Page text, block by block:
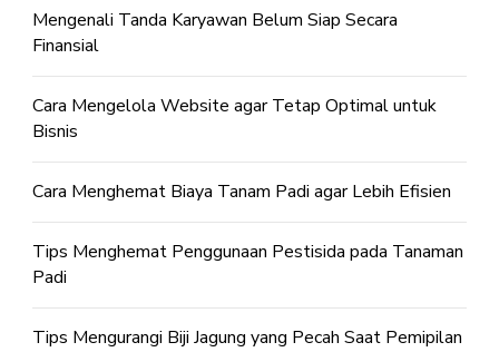
Mengenali Tanda Karyawan Belum Siap Secara
Finansial
Cara Mengelola Website agar Tetap Optimal untuk
Bisnis
Cara Menghemat Biaya Tanam Padi agar Lebih Efisien
Tips Menghemat Penggunaan Pestisida pada Tanaman
Padi
Tips Mengurangi Biji Jagung yang Pecah Saat Pemipilan